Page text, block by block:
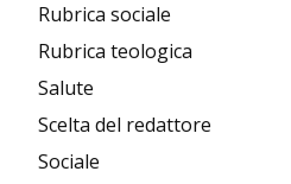
Rubrica sociale
Rubrica teologica
Salute
Scelta del redattore
Sociale